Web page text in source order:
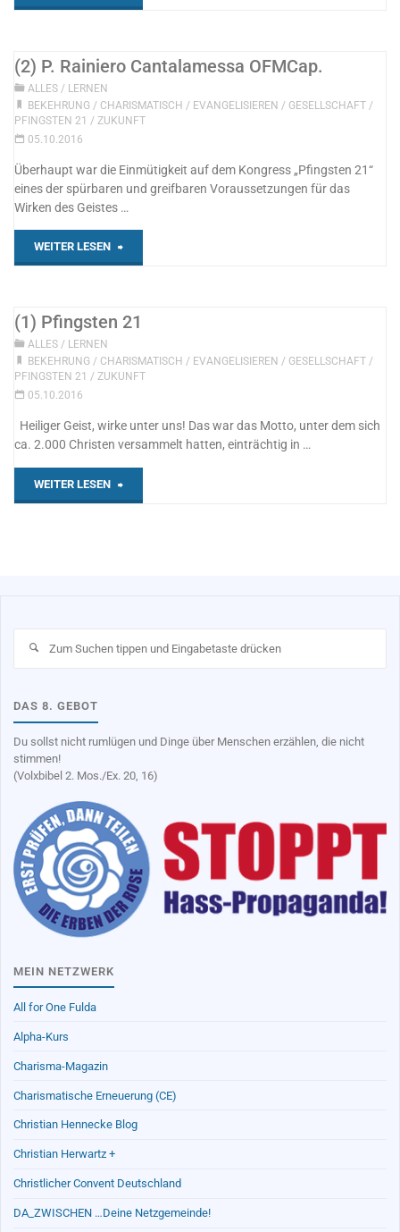
Heiner
Christian
(2) P. Rainiero Cantalamessa OFMCap.
ALLES / LERNEN
BEKEHRUNG / CHARISMATISCH / EVANGELISIEREN / GESELLSCHAFT/
PFINGSTEN 21 /ZUKUNFT
05.10.2016
Überhaupt war die Einmütigkeit auf dem Kongress „Pfingsten 21“
eines der spürbaren und greifbaren Voraussetzungen für das
Wirken des Geistes …
WEITER LESEN "
P.
Rainiero
OFMCap."
(1) Pfingsten 21
ALLES / LERNEN
BEKEHRUNG / CHARISMATISCH / EVANGELISIEREN / GESELLSCHAFT/
PFINGSTEN 21 /ZUKUNFT
05.10.2016
Heiliger Geist, wirke unter uns! Das war das Motto, unter dem sich
ca. 2.000 Christen versammelt hatten, einträchtig in …
WEITER LESEN "
DAS 8. GEBOT
Du sollst nicht rumlügen und Dinge über Menschen erzählen, die nicht
stimmen!
(Volxbibel 2. Mos./Ex. 20, 16)
MEIN NETZWERK
All for One Fulda
Alpha-Kurs
Charisma-Magazin
Charismatische Erneuerung (CE)
Christian Hennecke Blog
Christian Herwartz +
Christlicher Convent Deutschland
DA_ZWISCHEN …Deine Netzgemeinde!